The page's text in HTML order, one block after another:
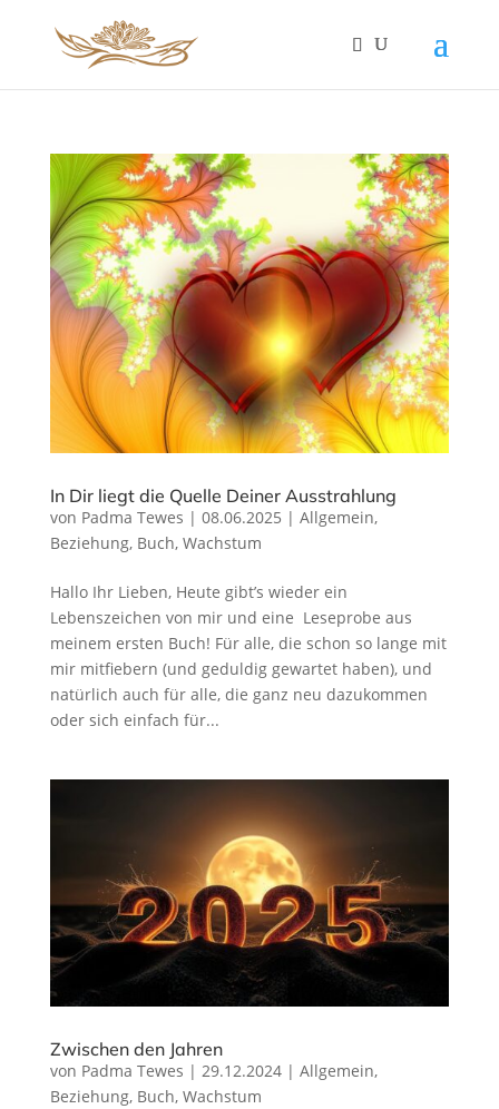
In Dir liegt die Quelle Deiner Ausstrahlung
von Padma Tewes | 08.06.2025 | Allgemein,
Beziehung, Buch, Wachstum
Hallo Ihr Lieben, Heute gibt’s wieder ein
Lebenszeichen von mir und eine Leseprobe aus
meinem ersten Buch! Für alle, die schon so lange mit
mir mitfiebern (und geduldig gewartet haben), und
natürlich auch für alle, die ganz neu dazukommen
oder sich einfach für...
Zwischen den Jahren
von Padma Tewes | 29.12.2024| Allgemein,
Beziehung, Buch, Wachstum